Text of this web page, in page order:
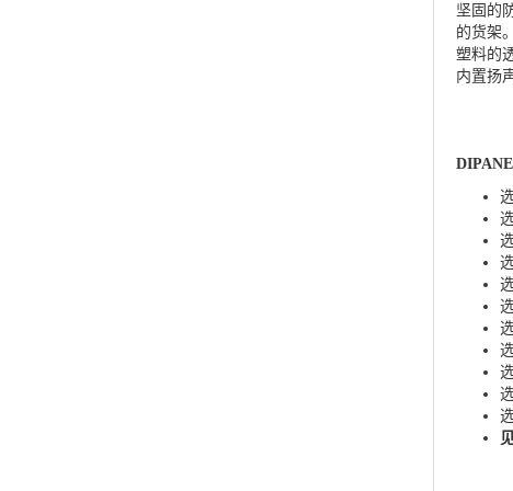
坚固的
的货架
塑料的
内置扬